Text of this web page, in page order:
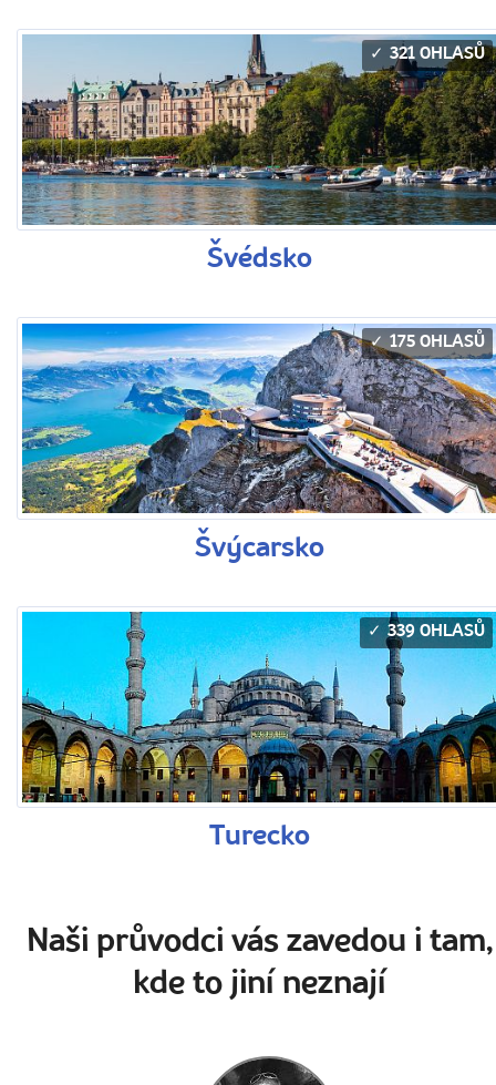
321 OHLASŮ
Švédsko
175 OHLASŮ
Švýcarsko
339 OHLASŮ
Turecko
Naši průvodci vás zavedou i tam,
kde to jiní neznají